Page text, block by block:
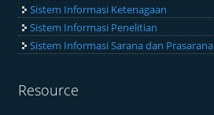
Sistem Informasi Ketenagaan
Sistem Informasi Penelitian
Sistem Informasi Sarana dan Prasarana
Resource